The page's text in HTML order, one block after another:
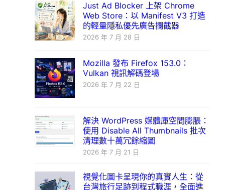
Just Ad Blocker 上架 Chrome
Web Store：以 Manifest V3 打造
的輕量隱私優先廣告攔截器
2026 年 7 月 28 日
Mozilla 發布 Firefox 153.0：
Vulkan 視訊解碼登場
2026 年 7 月 22 日
解決 WordPress 媒體庫空間膨脹：
使用 Disable All Thumbnails 批次
清理數十萬冗餘縮圖
2026 年 7 月 21 日
視覺化圖卡呈現你的真實人生：從
台灣旅行足跡到程式職涯，全面進